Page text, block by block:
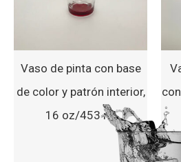
Vaso de pinta con base
de color y patrón interior,
16 oz/453 ml